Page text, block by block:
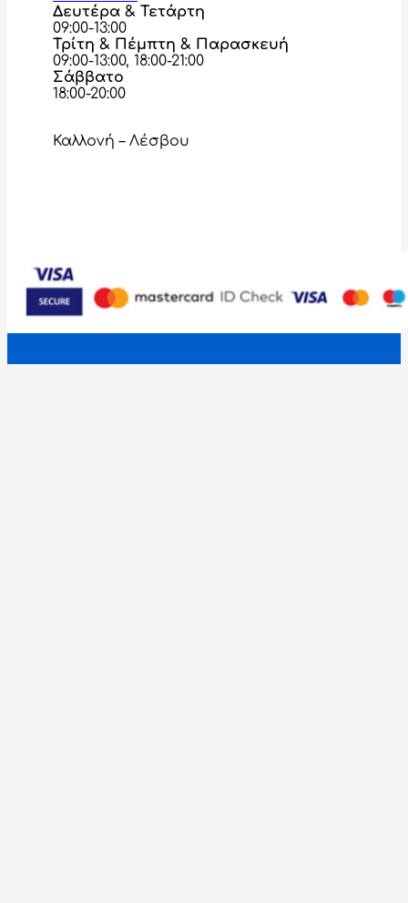
Δευτέρα & Τετάρτη
09:00-13:00
Τρίτη & Πέμπτη & Παρασκευή
09:00-13:00, 18:00-21:00
Σάββατο
18:00-20:00
Καλλονή – Λέσβου